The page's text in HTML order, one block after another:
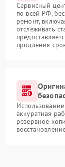
Сервисный
по всей РФ,
ремонт,
отслеживать
продления
аккуратная
резервное